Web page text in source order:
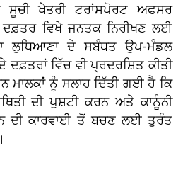
ਸੂਚੀ ਖੇਤਰੀ ਟਰਾਂਸਪੋਰਟ ਅਫਸਰ
ਵਿਖੇ ਜਨਤਕ ਨਿਰੀਖਣ ਲਈ
ਲੁਧਿਆਣਾ ਦੇ ਸਬੰਧਤ ਉਪ-ਮੰਡਲ
ਵਿੱਚ ਵੀ ਪ੍ਰਦਰਸ਼ਿਤ ਕੀਤੀ
ਮਾਲਕਾਂ ਨੂੰ ਸਲਾਹ ਦਿੱਤੀ ਗਈ ਹੈ ਕਿ
ਦੀ ਪੁਸ਼ਟੀ ਕਰਨ ਅਤੇ ਕਾਨੂੰਨੀ
ਦੀ ਕਾਰਵਾਈ ਤੋਂ ਬਚਣ ਲਈ ਤੁਰੰਤ